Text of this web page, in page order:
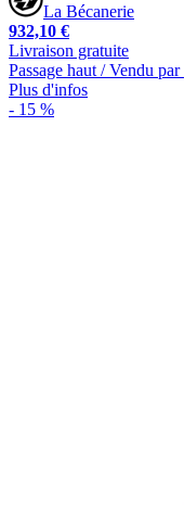
La Bécanerie
932,10 €
Livraison gratuite
Passage haut / Vendu par
Plus d'infos
- 15 %